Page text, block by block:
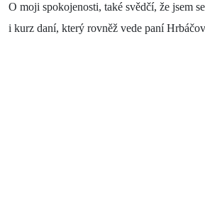
O moji spokojenosti, také svědčí, že jsem
i kurz daní, který rovněž vede paní